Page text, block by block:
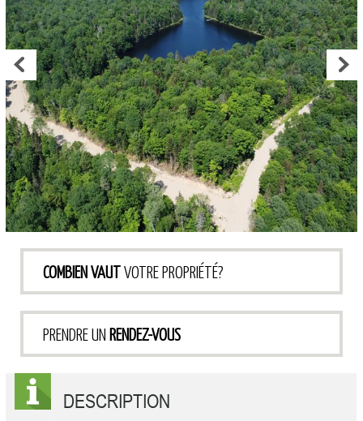
COMBIEN VAUTVOTRE PROPRIÉTÉ?
PRENDRE UN RENDEZ-VOUS
DESCRIPTION